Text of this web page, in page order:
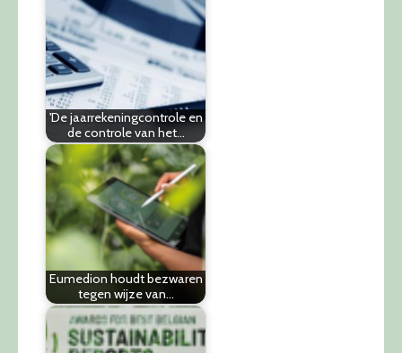
'De jaarrekeningcontrole en
de controle van het…
Eumedion houdt bezwaren
tegen wijze van…